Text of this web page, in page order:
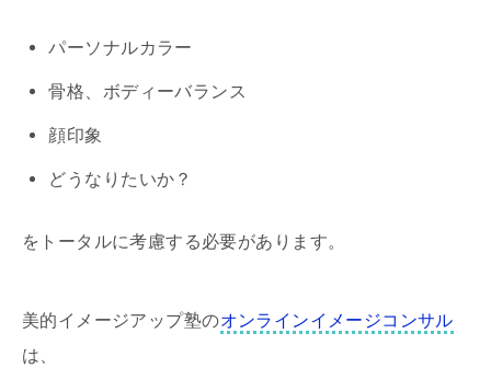
パーソナルカラー
骨格、ボディーバランス
顔印象
どうなりたいか？
をトータルに考慮する必要があります。
美的イメージアップ塾のオンラインイメージコンサル
は、